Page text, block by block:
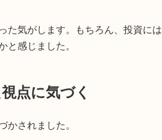
た気がします。もちろん、投資には
と感じました。
点に気づく
かされました。